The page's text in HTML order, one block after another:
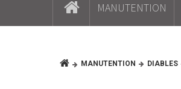
MANUTENTION
MANUTENTION DIABLES